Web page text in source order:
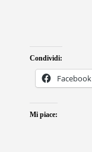
Condividi:
Facebook
Mi piace: